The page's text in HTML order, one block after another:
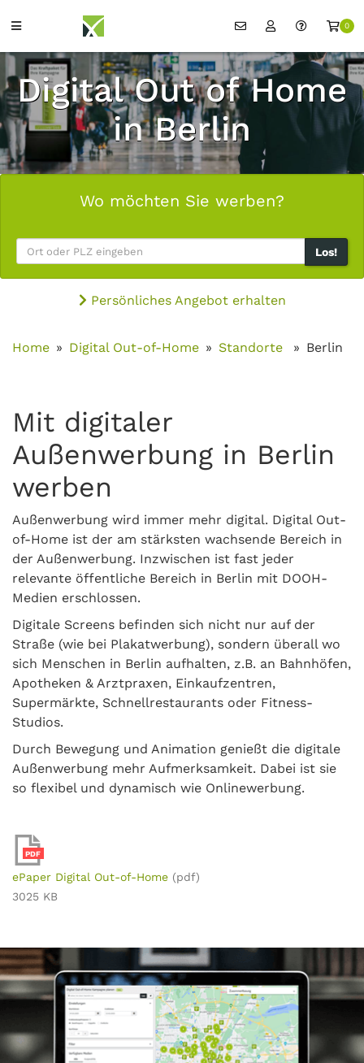
0
Digital Out of Home
in Berlin
Wo möchten Sie werben?
Los!
Persönliches Angebot erhalten
Home Digital Out-of-Home Standorte Berlin
Mit digitaler
Außenwerbung in Berlin
werben
Außenwerbung wird immer mehr digital. Digital Out-
of-Home ist der am stärksten wachsende Bereich in
der Außenwerbung. Inzwischen ist fast jeder
relevante öffentliche Bereich in Berlin mit DOOH-
Medien erschlossen.
Digitale Screens befinden sich nicht nur auf der
Straße (wie bei Plakatwerbung), sondern überall wo
sich Menschen in Berlin aufhalten, z.B. an Bahnhöfen,
Apotheken & Arztpraxen, Einkaufzentren,
Supermärkte, Schnellrestaurants oder Fitness-
Studios.
Durch Bewegung und Animation genießt die digitale
Außenwerbung mehr Aufmerksamkeit. Dabei ist sie
so flexibel und dynamisch wie Onlinewerbung.
PDF
ePaper Digital Out-of-Home (pdf)
3025 KB